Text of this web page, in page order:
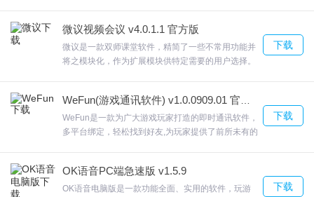
推送记录40+项条件预设，欢迎来合众软件园下载体
验。
微议视频会议 v4.0.1.1 官方版
微议是一款双师课堂软件，精简了一些不常用功能并
将之模块化，作为扩展模块供特定需要的用户选择。
软件园下载体验。
下载
WeFun是一款为广大游戏玩家打造的即时通讯软件，
多平台绑定，轻松找到好友,为玩家提供了前所未有的
开黑,您可以免费下载。
下载
OK语音PC端急速版 v1.5.9
OK语音电脑版是一款功能全面、实用的软件，玩游
下载